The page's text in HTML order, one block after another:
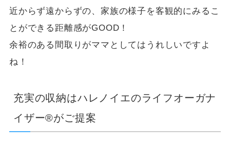
近からず遠からずの、家族の様子を客観的にみるこ
とができる距離感がGOOD！
余裕のある間取りがママとしてはうれしいですよ
ね！
充実の収納はハレノイエのライフオーガナ
イザー®がご提案